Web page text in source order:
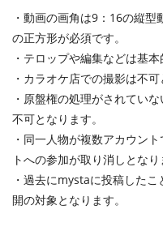
・動画の画角は9：16の縦
の正方形が必須です。
・テロップや編集などは基
・カラオケ店での撮影は不可
・原盤権の処理がされてい
不可となります。
・同一人物が複数アカウン
トへの参加が取り消しとなり
・過去にmystaに投稿した
開の対象となります。